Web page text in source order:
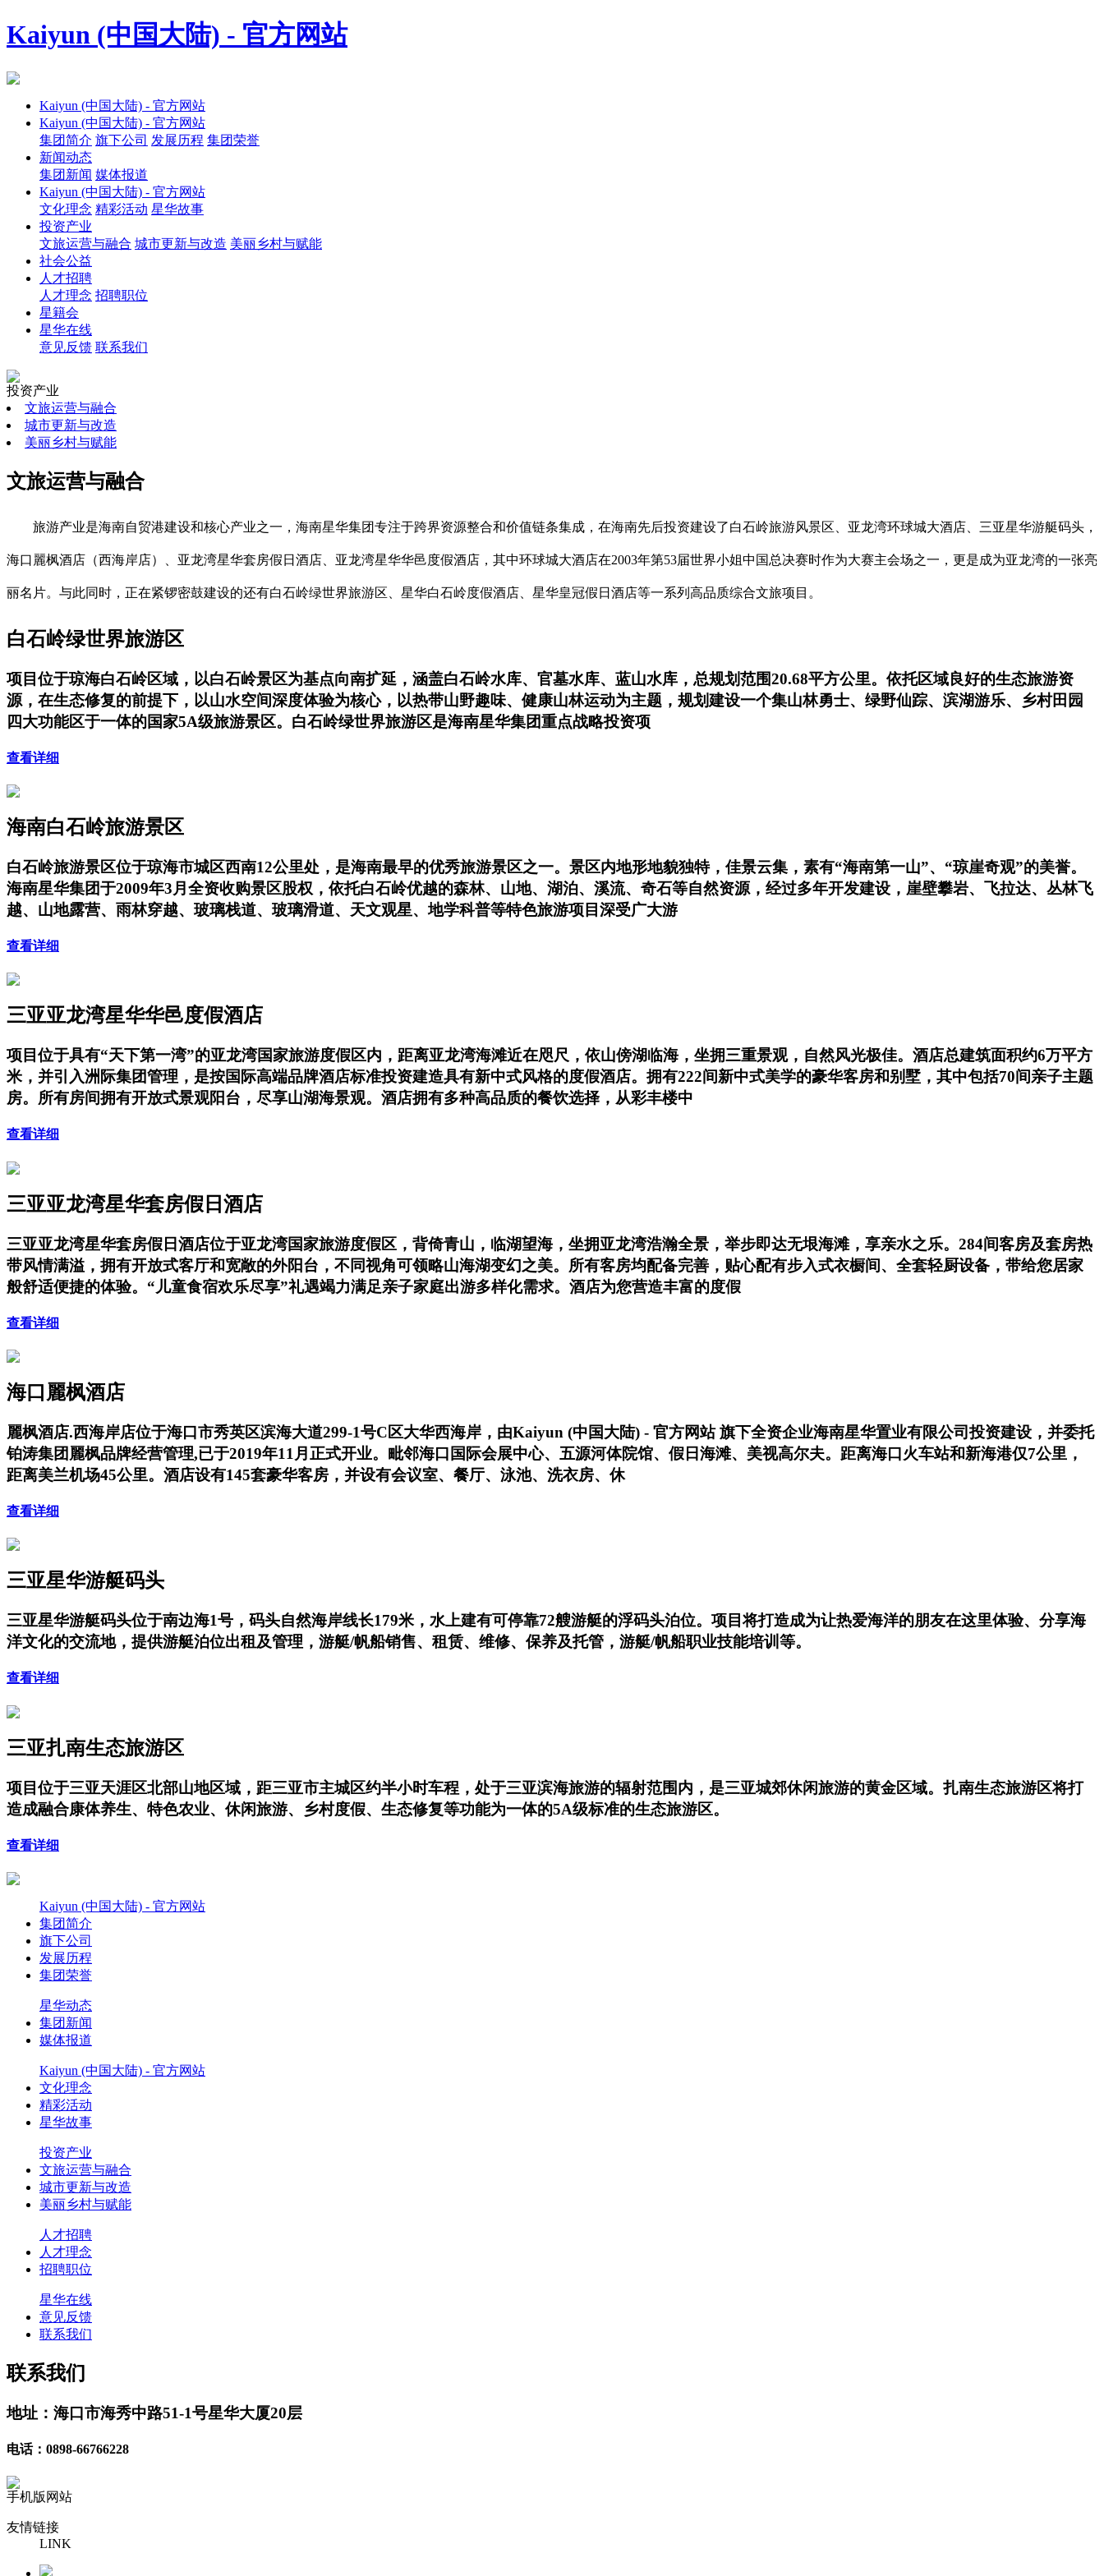
Kaiyun (中国大陆) - 官方网站
Kaiyun (中国大陆) - 官方网站
Kaiyun (中国大陆) - 官方网站
集团简介 旗下公司 发展历程 集团荣誉
新闻动态
集团新闻 媒体报道
Kaiyun (中国大陆) - 官方网站
文化理念 精彩活动 星华故事
投资产业
文旅运营与融合 城市更新与改造 美丽乡村与赋能
社会公益
人才招聘
人才理念 招聘职位
星籍会
星华在线
意见反馈 联系我们
投资产业
文旅运营与融合
城市更新与改造
美丽乡村与赋能
文旅运营与融合
旅游产业是海南自贸港建设和核心产业之一，海南星华集团专注于跨界资源整合和价值链条集成，在海南先后投资建设了白石岭旅游风景区、亚龙湾环球城大酒店、三亚星华游艇码头，
海口麗枫酒店（西海岸店）、亚龙湾星华套房假日酒店、亚龙湾星华华邑度假酒店，其中环球城大酒店在2003年第53届世界小姐中国总决赛时作为大赛主会场之一，更是成为亚龙湾的一张亮
丽名片。与此同时，正在紧锣密鼓建设的还有白石岭绿世界旅游区、星华白石岭度假酒店、星华皇冠假日酒店等一系列高品质综合文旅项目。
白石岭绿世界旅游区
项目位于琼海白石岭区域，以白石岭景区为基点向南扩延，涵盖白石岭水库、官墓水库、蓝山水库，总规划范围20.68平方公里。依托区域良好的生态旅游资
源，在生态修复的前提下，以山水空间深度体验为核心，以热带山野趣味、健康山林运动为主题，规划建设一个集山林勇士、绿野仙踪、滨湖游乐、乡村田园
四大功能区于一体的国家5A级旅游景区。白石岭绿世界旅游区是海南星华集团重点战略投资项
查看详细
海南白石岭旅游景区
白石岭旅游景区位于琼海市城区西南12公里处，是海南最早的优秀旅游景区之一。景区内地形地貌独特，佳景云集，素有“海南第一山”、“琼崖奇观”的美誉。
海南星华集团于2009年3月全资收购景区股权，依托白石岭优越的森林、山地、湖泊、溪流、奇石等自然资源，经过多年开发建设，崖壁攀岩、飞拉达、丛林飞
越、山地露营、雨林穿越、玻璃栈道、玻璃滑道、天文观星、地学科普等特色旅游项目深受广大游
查看详细
三亚亚龙湾星华华邑度假酒店
项目位于具有“天下第一湾”的亚龙湾国家旅游度假区内，距离亚龙湾海滩近在咫尺，依山傍湖临海，坐拥三重景观，自然风光极佳。酒店总建筑面积约6万平方
米，并引入洲际集团管理，是按国际高端品牌酒店标准投资建造具有新中式风格的度假酒店。拥有222间新中式美学的豪华客房和别墅，其中包括70间亲子主题
房。所有房间拥有开放式景观阳台，尽享山湖海景观。酒店拥有多种高品质的餐饮选择，从彩丰楼中
查看详细
三亚亚龙湾星华套房假日酒店
三亚亚龙湾星华套房假日酒店位于亚龙湾国家旅游度假区，背倚青山，临湖望海，坐拥亚龙湾浩瀚全景，举步即达无垠海滩，享亲水之乐。284间客房及套房热
带风情满溢，拥有开放式客厅和宽敞的外阳台，不同视角可领略山海湖变幻之美。所有客房均配备完善，贴心配有步入式衣橱间、全套轻厨设备，带给您居家
般舒适便捷的体验。“儿童食宿欢乐尽享”礼遇竭力满足亲子家庭出游多样化需求。酒店为您营造丰富的度假
查看详细
海口麗枫酒店
麗枫酒店.西海岸店位于海口市秀英区滨海大道299-1号C区大华西海岸，由Kaiyun (中国大陆) - 官方网站 旗下全资企业海南星华置业有限公司投资建设，并委托
铂涛集团麗枫品牌经营管理,已于2019年11月正式开业。毗邻海口国际会展中心、五源河体院馆、假日海滩、美视高尔夫。距离海口火车站和新海港仅7公里，
距离美兰机场45公里。酒店设有145套豪华客房，并设有会议室、餐厅、泳池、洗衣房、休
查看详细
三亚星华游艇码头
三亚星华游艇码头位于南边海1号，码头自然海岸线长179米，水上建有可停靠72艘游艇的浮码头泊位。项目将打造成为让热爱海洋的朋友在这里体验、分享海
洋文化的交流地，提供游艇泊位出租及管理，游艇/帆船销售、租赁、维修、保养及托管，游艇/帆船职业技能培训等。
查看详细
三亚扎南生态旅游区
项目位于三亚天涯区北部山地区域，距三亚市主城区约半小时车程，处于三亚滨海旅游的辐射范围内，是三亚城郊休闲旅游的黄金区域。扎南生态旅游区将打
造成融合康体养生、特色农业、休闲旅游、乡村度假、生态修复等功能为一体的5A级标准的生态旅游区。
查看详细
Kaiyun (中国大陆) - 官方网站
集团简介
旗下公司
发展历程
集团荣誉
星华动态
集团新闻
媒体报道
Kaiyun (中国大陆) - 官方网站
文化理念
精彩活动
星华故事
投资产业
文旅运营与融合
城市更新与改造
美丽乡村与赋能
人才招聘
人才理念
招聘职位
星华在线
意见反馈
联系我们
联系我们
地址：海口市海秀中路51-1号星华大厦20层
电话：0898-66766228
手机版网站
友情链接
LINK